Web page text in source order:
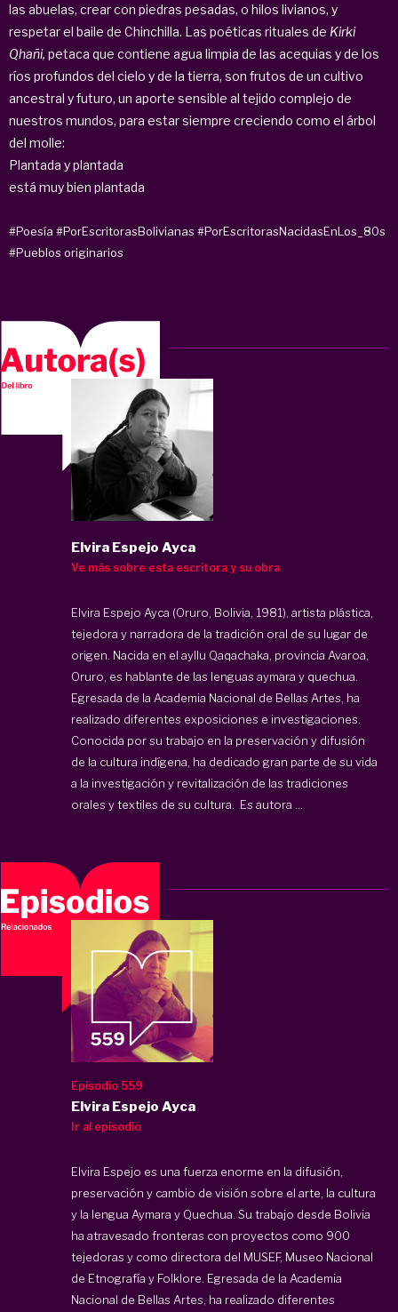
las abuelas, crear con piedras pesadas, o hilos livianos, y
respetar el baile de Chinchilla. Las poéticas rituales de Kirki
Qhañi, petaca que contiene agua limpia de las acequias y de los
ríos profundos del cielo y de la tierra, son frutos de un cultivo
ancestral y futuro, un aporte sensible al tejido complejo de
nuestros mundos, para estar siempre creciendo como el árbol
del molle:
Plantada y plantada
está muy bien plantada
#Poesía #PorEscritorasBolivianas #PorEscritorasNacidasEnLos_80s
#Pueblos originarios
Elvira Espejo Ayca
Ve más sobre esta escritora y su obra
Elvira Espejo Ayca (Oruro, Bolivia, 1981), artista plástica,
tejedora y narradora de la tradición oral de su lugar de
origen. Nacida en el ayllu Qaqachaka, provincia Avaroa,
Oruro, es hablante de las lenguas aymara y quechua.
Egresada de la Academia Nacional de Bellas Artes, ha
realizado diferentes exposiciones e investigaciones.
Conocida por su trabajo en la preservación y difusión
de la cultura indígena, ha dedicado gran parte de su vida
a la investigación y revitalización de las tradiciones
orales y textiles de su cultura. Es autora ...
Episodio 559
Elvira Espejo Ayca
Ir al episodio
Elvira Espejo es una fuerza enorme en la difusión,
preservación y cambio de visión sobre el arte, la cultura
y la lengua Aymara y Quechua. Su trabajo desde Bolivia
ha atravesado fronteras con proyectos como 900
tejedoras y como directora del MUSEF, Museo Nacional
de Etnografía y Folklore. Egresada de la Academia
Nacional de Bellas Artes, ha realizado diferentes